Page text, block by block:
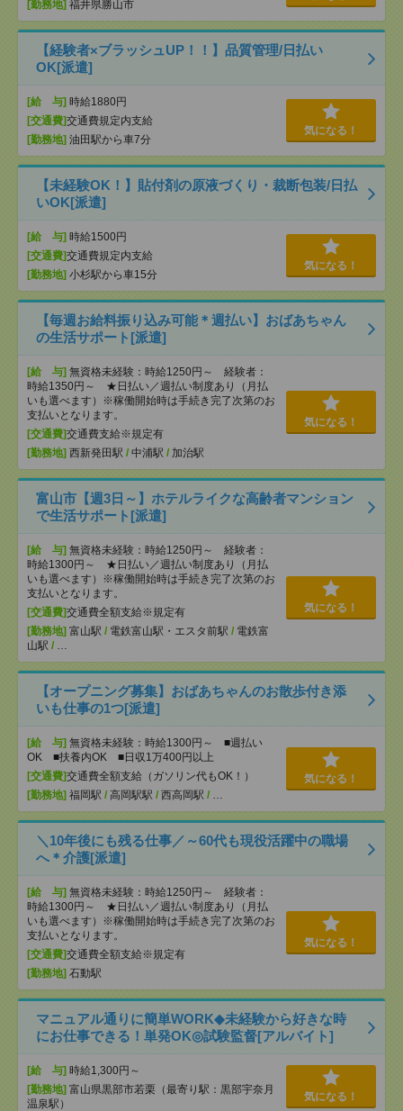
[勤務地] 福井県勝山市
【経験者×ブラッシュUP！！】品質管理/日払い
OK[派遣]
[給 与] 時給1880円
[交通費]交通費規定内支給
[勤務地] 油田駅から車7分
気になる！
【未経験OK！】貼付剤の原液づくり・裁断包装/日払
いOK[派遣]
[給 与] 時給1500円
[交通費]交通費規定内支給
[勤務地] 小杉駅から車15分
気になる！
【毎週お給料振り込み可能＊週払い】おばあちゃん
の生活サポート[派遣]
[給 与] 無資格未経験：時給1250円～ 経験者：
時給1350円～ ★日払い／週払い制度あり（月払
いも選べます）※稼働開始時は手続き完了次第のお
支払いとなります。
[交通費]交通費支給※規定有
[勤務地] 西新発田駅 / 中浦駅 / 加治駅
気になる！
富山市【週3日～】ホテルライクな高齢者マンション
で生活サポート[派遣]
[給 与] 無資格未経験：時給1250円～ 経験者：
時給1300円～ ★日払い／週払い制度あり（月払
いも選べます）※稼働開始時は手続き完了次第のお
支払いとなります。
[交通費]交通費全額支給※規定有
[勤務地] 富山駅 / 電鉄富山駅・エスタ前駅 / 電鉄富
山駅 / …
気になる！
【オープニング募集】おばあちゃんのお散歩付き添
いも仕事の1つ[派遣]
[給 与] 無資格未経験：時給1300円～ ■週払い
OK ■扶養内OK ■日収1万400円以上
[交通費]交通費全額支給（ガソリン代もOK！）
[勤務地] 福岡駅 / 高岡駅駅 / 西高岡駅 / …
気になる！
＼10年後にも残る仕事／～60代も現役活躍中の職場
へ＊介護[派遣]
[給 与] 無資格未経験：時給1250円～ 経験者：
時給1300円～ ★日払い／週払い制度あり（月払
いも選べます）※稼働開始時は手続き完了次第のお
支払いとなります。
[交通費]交通費全額支給※規定有
[勤務地] 石動駅
気になる！
マニュアル通りに簡単WORK◆未経験から好きな時
にお仕事できる！単発OK◎試験監督[アルバイト]
[給 与] 時給1,300円～
[勤務地] 富山県黒部市若栗（最寄り駅：黒部宇奈月
温泉駅）
気になる！